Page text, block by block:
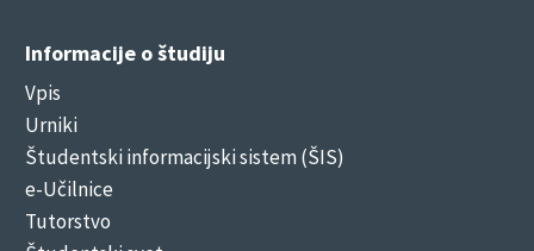
Informacije o študiju
Vpis
Urniki
Študentski informacijski sistem (ŠIS)
e-Učilnice
Tutorstvo